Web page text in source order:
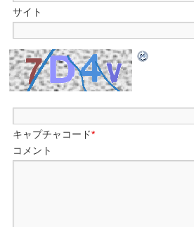
サイト
キャプチャコード*
コメント